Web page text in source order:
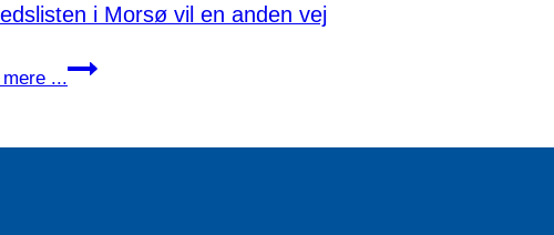
borgerrådgiver!
i Morsø vil en anden vej
...
Enhedslisten